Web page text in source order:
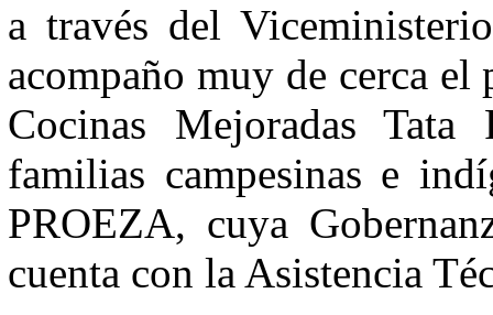
a través del
acompaño muy de cerca
Cocinas Mejoradas
familias campesinas e
PROEZA, cuya
cuenta con la Asistencia